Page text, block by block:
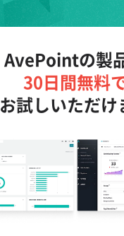
AvePointの製
30日間無料
お試しいただけ